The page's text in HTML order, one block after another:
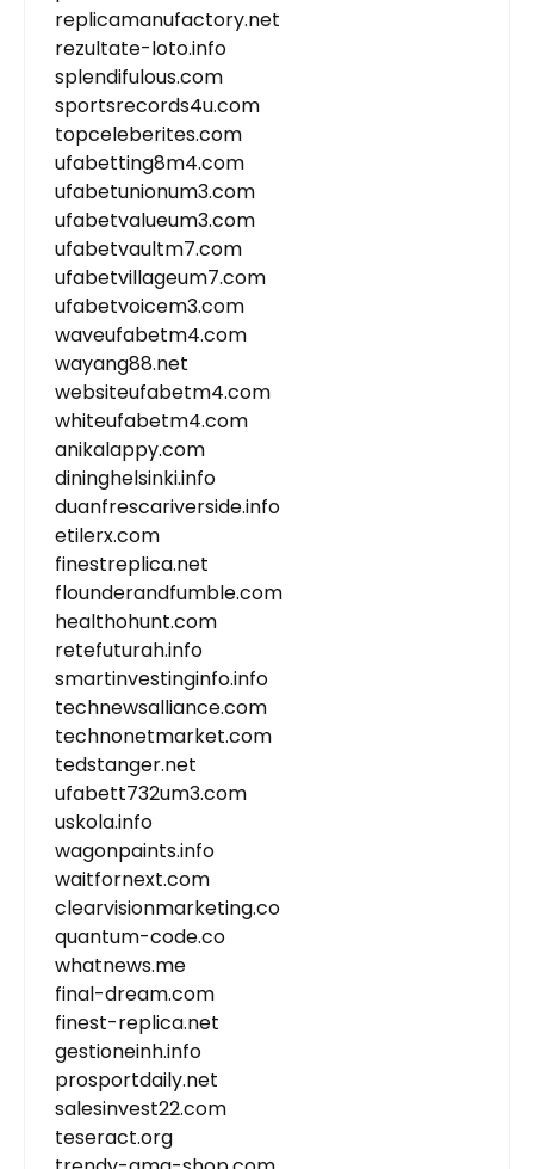
replicamanufactory.net
rezultate-loto.info
splendifulous.com
sportsrecords4u.com
topceleberites.com
ufabetting8m4.com
ufabetunionum3.com
ufabetvalueum3.com
ufabetvaultm7.com
ufabetvillageum7.com
ufabetvoicem3.com
waveufabetm4.com
wayang88.net
websiteufabetm4.com
whiteufabetm4.com
anikalappy.com
dininghelsinki.info
duanfrescariverside.info
etilerx.com
finestreplica.net
flounderandfumble.com
healthohunt.com
retefuturah.info
smartinvestinginfo.info
technewsalliance.com
technonetmarket.com
tedstanger.net
ufabett732um3.com
uskola.info
wagonpaints.info
waitfornext.com
clearvisionmarketing.co
quantum-code.co
whatnews.me
final-dream.com
finest-replica.net
gestioneinh.info
prosportdaily.net
salesinvest22.com
teseract.org